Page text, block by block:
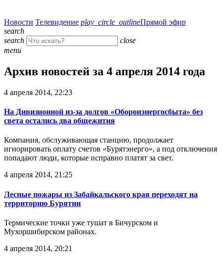
Новости Телевидение play_circle_outlineПрямой эфир
search
search
close
menu
Архив новостей за 4 апреля 2014 года
4 апреля 2014, 22:23
На Дивизионной из-за долгов «Оборонэнергосбыта» без
света остались два общежития
Компания, обслуживающая станцию, продолжает
игнорировать оплату счетов «Бурятэнерго», а под отключения
попадают люди, которые исправно платят за свет.
4 апреля 2014, 21:25
Лесные пожары из Забайкальского края переходят на
территорию Бурятии
Термические точки уже тушат в Бичурском и
Мухоршибирском районах.
4 апреля 2014, 20:21